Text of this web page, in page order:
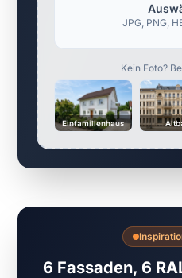
JPG, PNG,
Kein Foto?
Einfamilienhaus
6 Fassaden, 6